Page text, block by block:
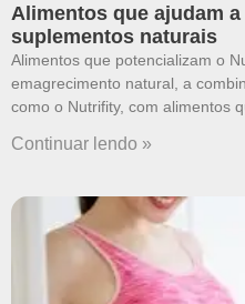
Alimentos que ajudam
suplementos naturais
Alimentos que potencializam o
emagrecimento natural, a
como o Nutrifity, com alimentos
Continuar lendo »